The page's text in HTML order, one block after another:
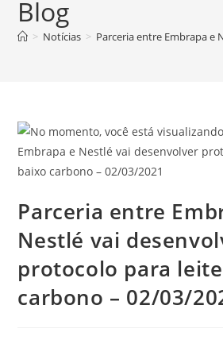
Blog
> Notícias > Parceria entre Embrapa e
Parceria entre
Nestlé vai
protocolo para
carbono – 02/03/